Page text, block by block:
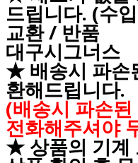
드립니다. (수
교환 / 반품
대구시그너스
★ 배송시 파손
환해드립니다.
(배송시 파손
전화해주셔야
★ 상품의 기계